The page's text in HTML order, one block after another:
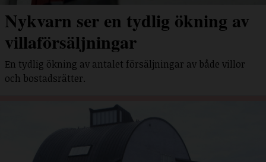
Nykvarn ser en tydlig ökning av
villaförsäljningar
En tydlig ökning av antalet försäljningar av både villor
och bostadsrätter.